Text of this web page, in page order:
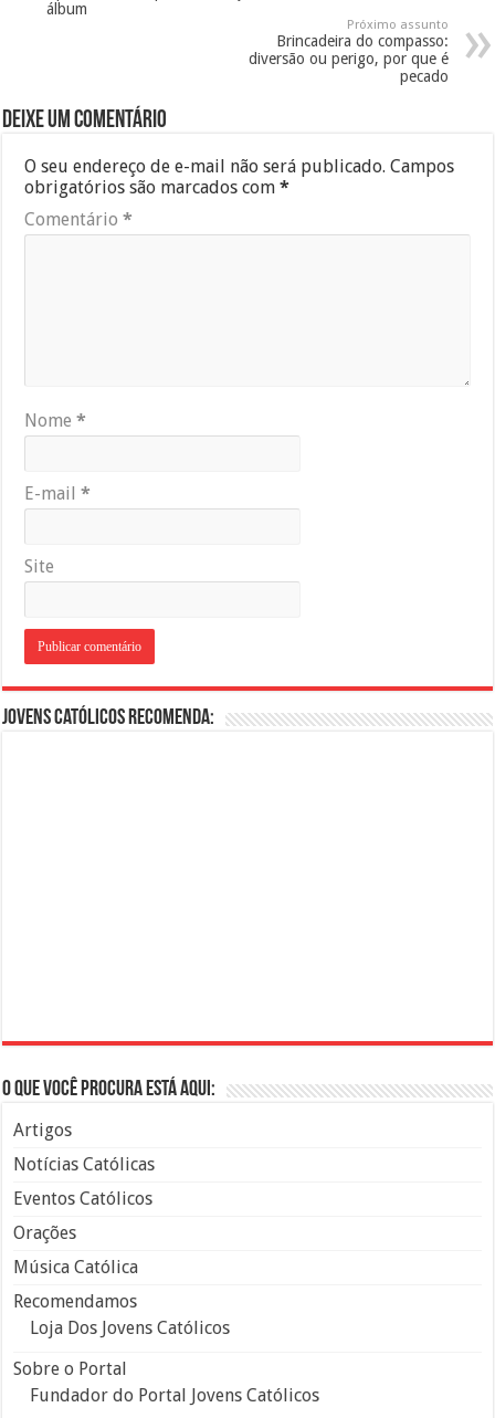
álbum
Próximo assunto
Brincadeira do compasso:
diversão ou perigo, por que é
pecado
Deixe um comentário
O seu endereço de e-mail não será publicado. Campos
obrigatórios são marcados com*
Comentário*
Nome*
E-mail*
Site
Jovens Católicos Recomenda:
O que você procura está aqui:
Artigos
Notícias Católicas
Eventos Católicos
Orações
Música Católica
Recomendamos
Loja Dos Jovens Católicos
Sobre o Portal
Fundador do Portal Jovens Católicos